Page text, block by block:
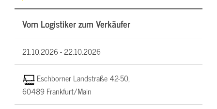
Vom Logistiker zum Verkäufer
21.10.2026 -22.10.2026
Eschborner Landstraße 42-50,
60489 Frankfurt/Main